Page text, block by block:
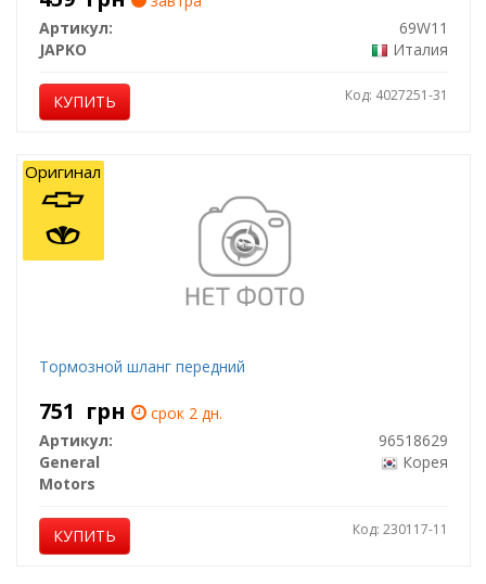
Артикул:
69W11
JAPKO
Италия
КУПИТЬ Код: 4027251-31
Тормозной шланг передний
751 грн
срок 2 дн.
Артикул:
96518629
General
Motors
Корея
КУПИТЬ Код: 230117-11
Оригинал